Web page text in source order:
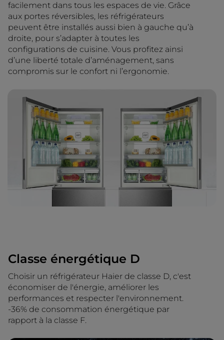
facilement dans tous les espaces de vie. Grâce
aux portes réversibles, les réfrigérateurs
peuvent être installés aussi bien à gauche qu’à
droite, pour s’adapter à toutes les
configurations de cuisine. Vous profitez ainsi
d’une liberté totale d’aménagement, sans
compromis sur le confort ni l’ergonomie.
Classe énergétique D
Choisir un réfrigérateur Haier de classe D, c'est
économiser de l'énergie, améliorer les
performances et respecter l'environnement.
-36% de consommation énergétique par
rapport à la classe F.